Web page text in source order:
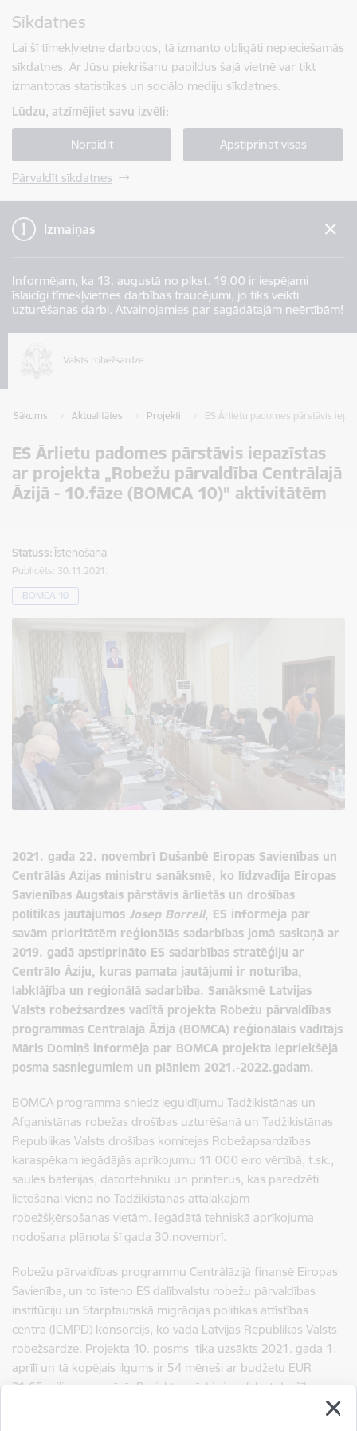
Sīkdatnes
Lai šī tīmekļvietne darbotos, tā izmanto obligāti nepieciešamās
sīkdatnes. Ar Jūsu piekrišanu papildus šajā vietnē var tikt
izmantotas statistikas un sociālo mediju sīkdatnes.
Lūdzu, atzīmējiet savu izvēli:
Noraidīt Apstiprināt visas
Pārvaldīt sīkdatnes
Izmaiņas
Informējam, ka 13. augustā no plkst. 19.00 ir iespējami
īslaicīgi tīmekļvietnes darbības traucējumi, jo tiks veikti
uzturēšanas darbi. Atvainojamies par sagādātajām neērtībām!
Sākums Aktualitātes Projekti ES Ārlietu padomes pārstāvis
ES Ārlietu padomes pārstāvis iepazīstas
ar projekta „Robežu pārvaldība Centrālajā
Āzijā - 10.fāze (BOMCA 10)” aktivitātēm
Statuss:Īstenošanā
Publicēts: 30.11.2021.
BOMCA 10
2021. gada 22. novembrī Dušanbē Eiropas Savienības un
Centrālās Āzijas ministru sanāksmē, ko līdzvadīja Eiropas
Savienības Augstais pārstāvis ārlietās un drošības
politikas jautājumos Josep Borrell, ES informēja par
savām prioritātēm reģionālās sadarbības jomā saskaņā ar
2019. gadā apstiprināto ES sadarbības stratēģiju ar
Centrālo Āziju, kuras pamata jautājumi ir noturība,
labklājība un reģionālā sadarbība. Sanāksmē Latvijas
Valsts robežsardzes vadītā projekta Robežu pārvaldības
programmas Centrālajā Āzijā (BOMCA) reģionālais vadītājs
Māris Domiņš informēja par BOMCA projekta iepriekšējā
posma sasniegumiem un plāniem 2021.-2022.gadam.
BOMCA programma sniedz ieguldījumu Tadžikistānas un
Afganistānas robežas drošības uzturēšanā un Tadžikistānas
Republikas Valsts drošības komitejas Robežapsardzības
karaspēkam iegādājās aprīkojumu 11 000 eiro vērtībā, t.sk.,
saules baterijas, datortehniku un printerus, kas paredzēti
lietošanai vienā no Tadžikistānas attālākajām
robežšķērsošanas vietām. Iegādātā tehniskā aprīkojuma
nodošana plānota šī gada 30.novembrī.
Robežu pārvaldības programmu Centrālāzijā finansē Eiropas
Savienība, un to īsteno ES dalībvalstu robežu pārvaldības
institūciju un Starptautiskā migrācijas politikas attīstības
centra (ICMPD) konsorcijs, ko vada Latvijas Republikas Valsts
robežsardze. Projekta 10. posms tika uzsākts 2021. gada 1.
aprīlī un tā kopējais ilgums ir 54 mēneši ar budžetu EUR
21,65 miljonu apmērā. Projekta mērķis ir uzlabot drošību,
stabilitāti un ilgtspējīgu izaugsmi reģionā, vienlaikus atbalstot